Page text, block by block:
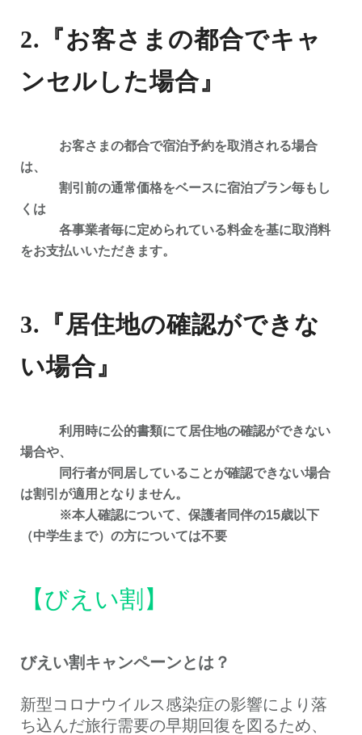
2.『お客さまの都合でキャ
ンセルした場合』
お客さまの都合で宿泊予約を取消される場合
は、
割引前の通常価格をベースに宿泊プラン毎もし
くは
各事業者毎に定められている料金を基に取消料
をお支払いいただきます。
3.『居住地の確認ができな
い場合』
利用時に公的書類にて居住地の確認ができない
場合や、
同行者が同居していることが確認できない場合
は割引が適用となりません。
※本人確認について、保護者同伴の15歳以下
（中学生まで）の方については不要
【びえい割】
びえい割キャンペーンとは？
新型コロナウイルス感染症の影響により落
ち込んだ旅行需要の早期回復を図るため、